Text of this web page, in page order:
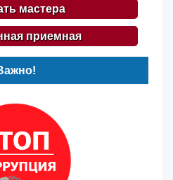
мастера
приемная